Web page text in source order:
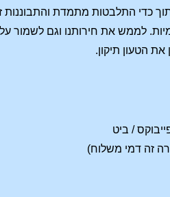
כדי התלבטות מתמדת
לממש את חירותנו וגם לשמור
הטעון תיקון.
/ ביט
זה דמי משלוח)